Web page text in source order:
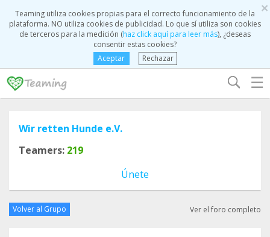
×
Teaming utiliza cookies propias para el correcto funcionamiento de la
plataforma. NO utiliza cookies de publicidad. Lo que sí utiliza son cookies
de terceros para la medición (haz click aquí para leer más), ¿deseas
consentir estas cookies?
Aceptar
Rechazar
☰
Wir retten Hunde e.V.
Teamers: 219
Únete
Volver al Grupo Ver el foro completo